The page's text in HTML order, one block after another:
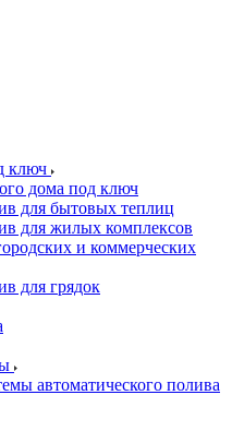
ключ
дома под ключ
для бытовых теплиц
для жилых комплексов
и коммерческих
для грядок
автоматического полива